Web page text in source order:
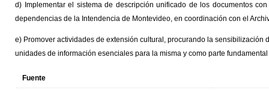
d) Implementar el sistema de descripción unificado de los documentos
dependencias de la Intendencia de Montevideo, en coordinación con el
e) Promover actividades de extensión cultural, procurando la
unidades de información esenciales para la misma y como parte
Fuente